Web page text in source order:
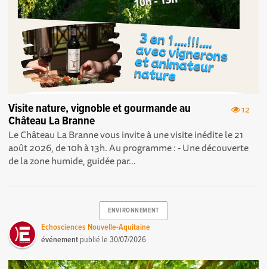
12
Visite nature, vignoble et gourmande au
Château La Branne
Le Château La Branne vous invite à une visite inédite le 21
août 2026, de 10h à 13h. Au programme : - Une découverte
de la zone humide, guidée par...
ENVIRONNEMENT
Echosciences Nouvelle-Aquitaine
événement publié le30/07/2026